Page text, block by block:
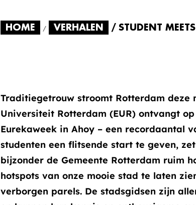
HOME VERHALEN STUDENT
Traditiegetrouw stroomt Rotterdam deze
Universiteit Rotterdam (EUR) ontvangt
Eurekaweek in Ahoy – een recordaantal
studenten een flitsende start te geven,
bijzonder de Gemeente Rotterdam ruim
hotspots van onze mooie stad te laten
verborgen parels. De stadsgidsen zijn